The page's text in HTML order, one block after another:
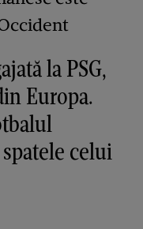
la PSG,
Europa.
celui